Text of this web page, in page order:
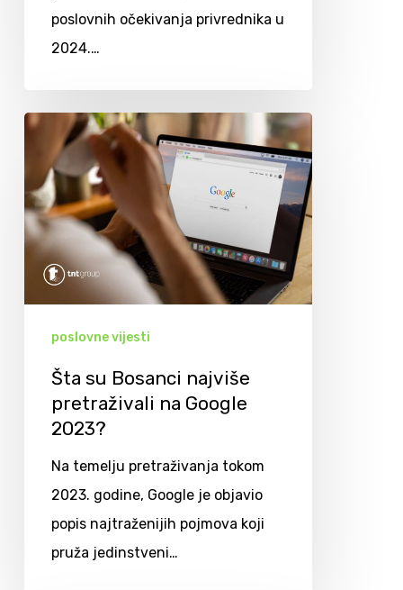
poslovnih očekivanja privrednika u
2024.…
poslovne vijesti
Šta su Bosanci najviše
pretraživali na Google
2023?
Na temelju pretraživanja tokom
2023. godine, Google je objavio
popis najtraženijih pojmova koji
pruža jedinstveni…